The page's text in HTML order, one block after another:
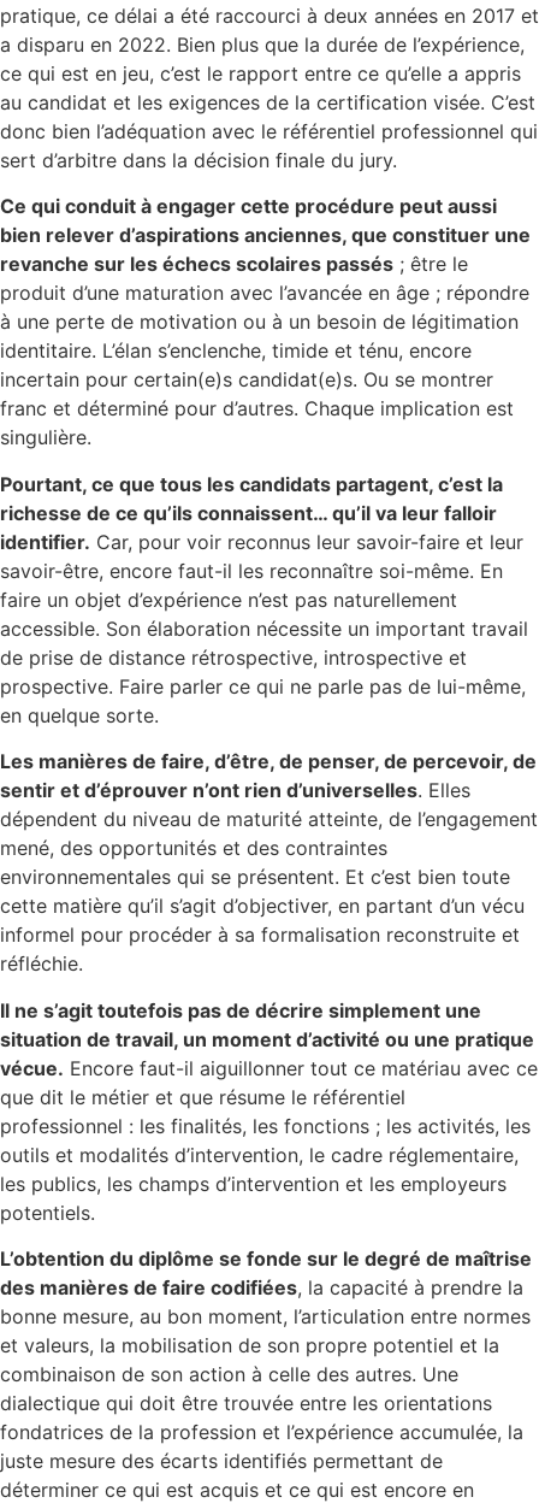
pratique, ce délai a été raccourci à deux années en 2017 et
a disparu en 2022. Bien plus que la durée de l’expérience,
ce qui est en jeu, c’est le rapport entre ce qu’elle a appris
au candidat et les exigences de la certification visée. C’est
donc bien l’adéquation avec le référentiel professionnel qui
sert d’arbitre dans la décision finale du jury.
Ce qui conduit à engager cette procédure peut aussi
bien relever d’aspirations anciennes, que constituer une
revanche sur les échecs scolaires passés ; être le
produit d’une maturation avec l’avancée en âge ; répondre
à une perte de motivation ou à un besoin de légitimation
identitaire. L’élan s’enclenche, timide et ténu, encore
incertain pour certain(e)s candidat(e)s. Ou se montrer
franc et déterminé pour d’autres. Chaque implication est
singulière.
Pourtant, ce que tous les candidats partagent, c’est la
richesse de ce qu’ils connaissent… qu’il va leur falloir
identifier. Car, pour voir reconnus leur savoir-faire et leur
savoir-être, encore faut-il les reconnaître soi-même. En
faire un objet d’expérience n’est pas naturellement
accessible. Son élaboration nécessite un important travail
de prise de distance rétrospective, introspective et
prospective. Faire parler ce qui ne parle pas de lui-même,
en quelque sorte.
Les manières de faire, d’être, de penser, de percevoir, de
sentir et d’éprouver n’ont rien d’universelles. Elles
dépendent du niveau de maturité atteinte, de l’engagement
mené, des opportunités et des contraintes
environnementales qui se présentent. Et c’est bien toute
cette matière qu’il s’agit d’objectiver, en partant d’un vécu
informel pour procéder à sa formalisation reconstruite et
réfléchie.
Il ne s’agit toutefois pas de décrire simplement une
situation de travail, un moment d’activité ou une pratique
vécue. Encore faut-il aiguillonner tout ce matériau avec ce
que dit le métier et que résume le référentiel
professionnel : les finalités, les fonctions ; les activités, les
outils et modalités d’intervention, le cadre réglementaire,
les publics, les champs d’intervention et les employeurs
potentiels.
L’obtention du diplôme se fonde sur le degré de maîtrise
des manières de faire codifiées, la capacité à prendre la
bonne mesure, au bon moment, l’articulation entre normes
et valeurs, la mobilisation de son propre potentiel et la
combinaison de son action à celle des autres. Une
dialectique qui doit être trouvée entre les orientations
fondatrices de la profession et l’expérience accumulée, la
juste mesure des écarts identifiés permettant de
déterminer ce qui est acquis et ce qui est encore en